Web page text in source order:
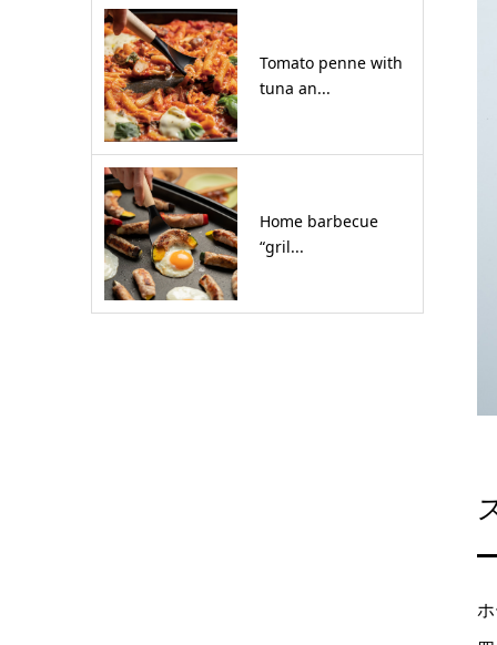
Tomato penne with
tuna an...
Home barbecue
“gril...